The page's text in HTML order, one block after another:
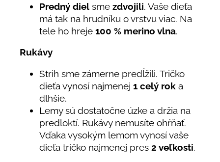
Predný diel sme zdvojili. Vaše dieťa
má tak na hrudníku o vrstvu viac. Na
tele ho hreje 100 % merino vlna.
Rukávy
Strih sme zámerne predĺžili. Tričko
dieťa vynosí najmenej 1 celý rok a
dlhšie.
Lemy sú dostatočne úzke a držia na
predloktí. Rukávy nemusíte ohŕňať.
Vďaka vysokým lemom vynosí vaše
dieťa tričko najmenej pres 2 veľkosti.